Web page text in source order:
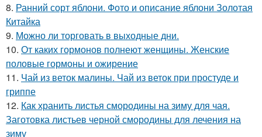
8. Ранний сорт яблони. Фото и описание яблони Золотая
Китайка
9. Можно ли торговать в выходные дни.
10. От каких гормонов полнеют женщины. Женские
половые гормоны и ожирение
11. Чай из веток малины. Чай из веток при простуде и
гриппе
12. Как хранить листья смородины на зиму для чая.
Заготовка листьев черной смородины для лечения на
зиму